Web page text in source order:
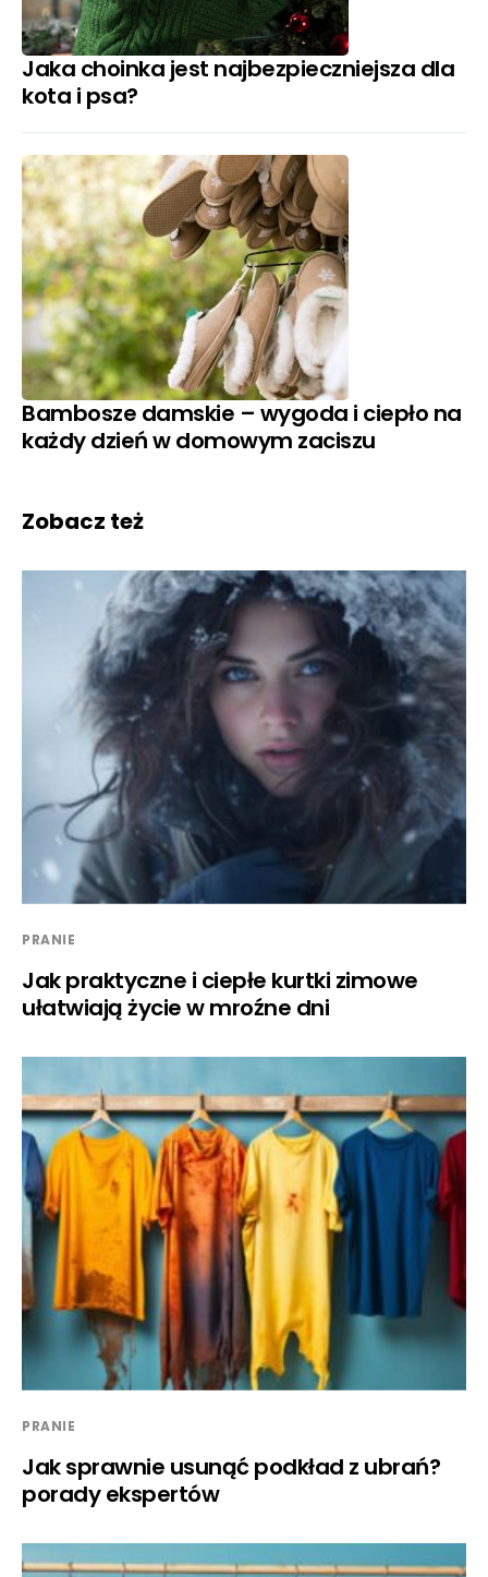
Jaka choinka jest najbezpieczniejsza dla
kota i psa?
Bambosze damskie – wygoda i ciepło na
każdy dzień w domowym zaciszu
Zobacz też
PRANIE
Jak praktyczne i ciepłe kurtki zimowe
ułatwiają życie w mroźne dni
PRANIE
Jak sprawnie usunąć podkład z ubrań?
porady ekspertów